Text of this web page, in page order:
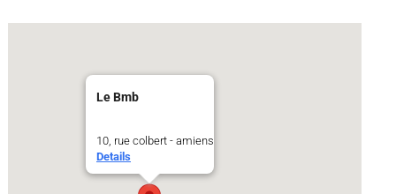
Le Bmb
10, rue colbert - amiens
Details